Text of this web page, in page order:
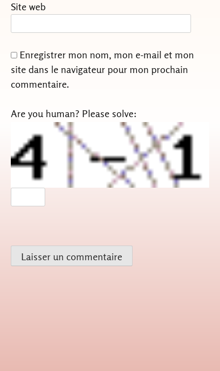
Site web
Enregistrer mon nom, mon e-mail et mon
site dans le navigateur pour mon prochain
commentaire.
Are you human? Please solve: